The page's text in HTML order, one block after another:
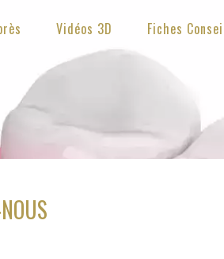
Vidéos 3D Fiches